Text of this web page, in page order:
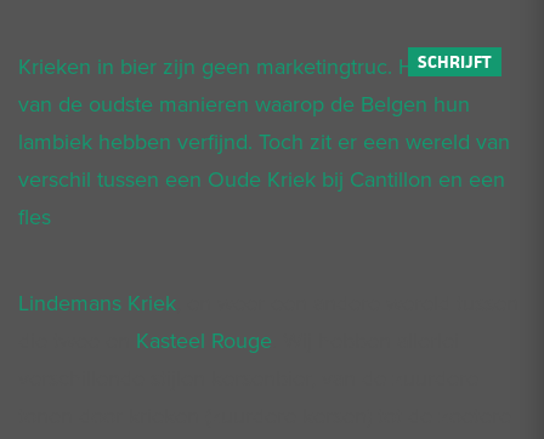
Krieken in bier zijn geen marketingtruc. Het is een
van de oudste manieren waarop de Belgen hun
lambiek hebben verfijnd. Toch zit er een wereld van
verschil tussen een Oude Kriek bij Cantillon en een
fles
Lindemans Kriek
Kasteel Rouge